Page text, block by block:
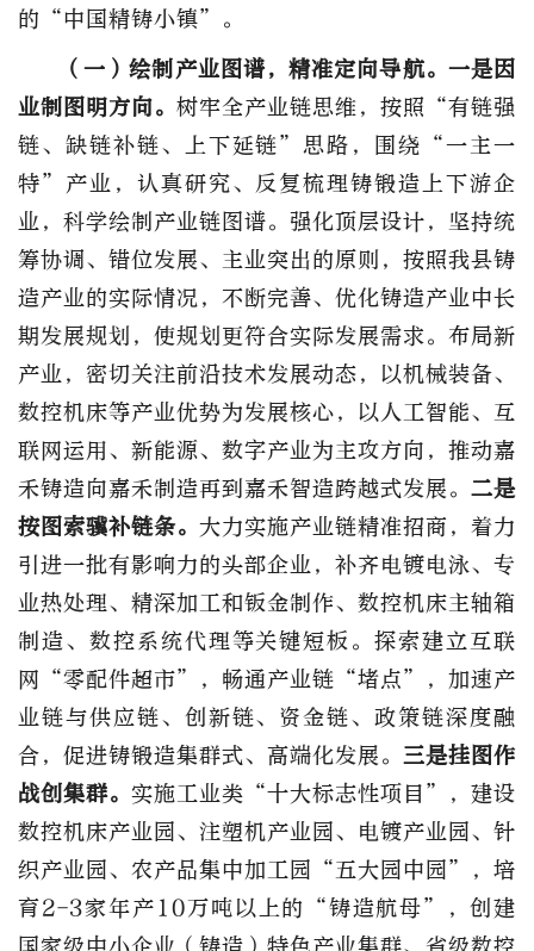
的“中国精铸小镇”。
（一）绘制产业图谱，精准定向导航。 一是因
业制图明方向。 树牢全产业链思维，按照“有链强
链、缺链补链、上下延链”思路，围绕“一主一
特”产业，认真研究、反复梳理铸锻造上下游企
业，科学绘制产业链图谱。强化顶层设计，坚持统
筹协调、错位发展、主业突出的原则，按照我县铸
造产业的实际情况，不断完善、优化铸造产业中长
期发展规划，使规划更符合实际发展需求。布局新
产业，密切关注前沿技术发展动态，以机械装备、
数控机床等产业优势为发展核心，以人工智能、互
联网运用、新能源、数字产业为主攻方向，推动嘉
禾铸造向嘉禾制造再到嘉禾智造跨越式发展。 二是
按图索骥补链条。 大力实施产业链精准招商，着力
引进一批有影响力的头部企业，补齐电镀电泳、专
业热处理、精深加工和钣金制作、数控机床主轴箱
制造、数控系统代理等关键短板。探索建立互联
网“零配件超市”，畅通产业链“堵点”，加速产
业链与供应链、创新链、资金链、政策链深度融
合，促进铸锻造集群式、高端化发展。 三是挂图作
战创集群。 实施工业类“十大标志性项目”，建设
数控机床产业园、注塑机产业园、电镀产业园、针
织产业园、农产品集中加工园“五大园中园”，培
育2-3家年产10万吨以上的“铸造航母”，创建